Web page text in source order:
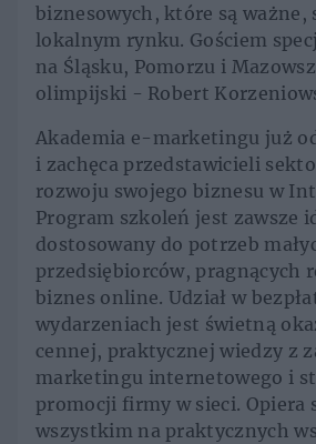
biznesowych, które są ważne,
lokalnym rynku. Gościem
na Śląsku, Pomorzu i
olimpijski - Robert
Akademia e-marketingu już
i zachęca przedstawicieli
rozwoju swojego biznesu w
Program szkoleń jest zawsze
dostosowany do potrzeb
przedsiębiorców, pragnących
biznes online. Udział w
wydarzeniach jest świetną
cennej, praktycznej wiedzy z
marketingu internetowego i
promocji firmy w sieci. Opiera
wszystkim na praktycznych